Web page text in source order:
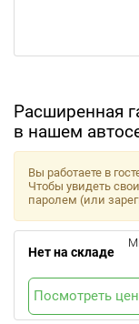
Расширенная
в нашем
Вы работаете в
Чтобы увидеть
паролем (или
Нет на складе
Посмотреть